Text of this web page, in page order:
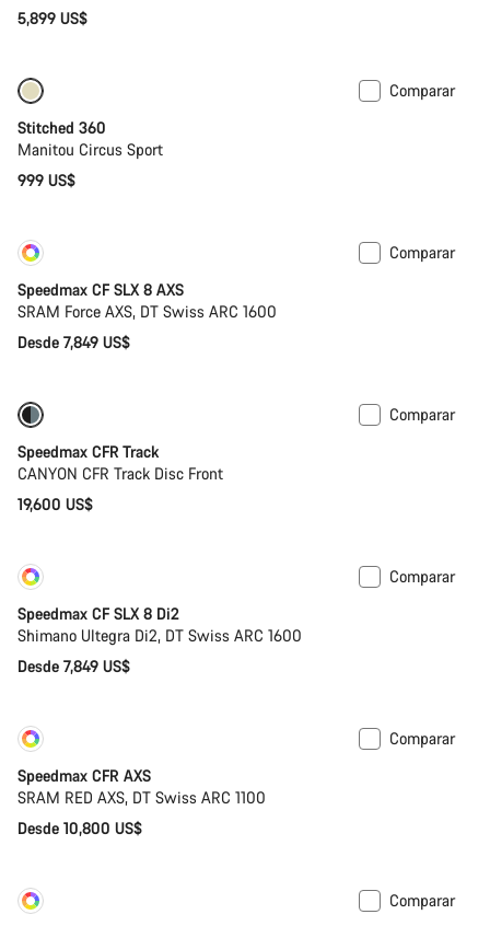
5,899 US$
Comparar
Stitched 360
Manitou Circus Sport
999 US$
Comparar
Speedmax CF SLX 8 AXS
SRAM Force AXS, DT Swiss ARC 1600
Desde 7,849 US$
Comparar
Speedmax CFR Track
CANYON CFR Track Disc Front
19,600 US$
Comparar
Speedmax CF SLX 8 Di2
Shimano Ultegra Di2, DT Swiss ARC 1600
Desde 7,849 US$
Comparar
Speedmax CFR AXS
SRAM RED AXS, DT Swiss ARC 1100
Desde 10,800 US$
Comparar